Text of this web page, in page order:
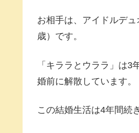
お相手は、アイドルデ
歳）です。
「キララとウララ」は
婚前に解散しています。
この結婚生活は4年間続